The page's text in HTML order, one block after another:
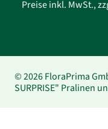
Preise inkl. MwSt.,
© 2026 FloraPrima
SURPRISE" Pralinen